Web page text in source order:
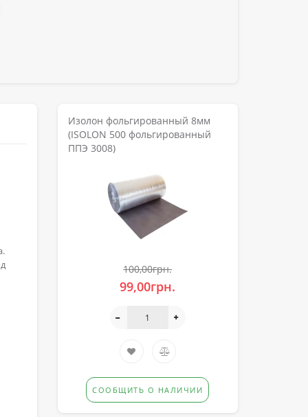
Изолон фольгированный 8мм
(ISOLON 500 фольгированный
ППЭ 3008)
100,00грн.
99,00грн.
СООБЩИТЬ О НАЛИЧИИ